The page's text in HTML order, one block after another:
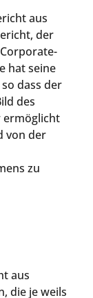
aus
der
hat seine
dass der
des
ermöglicht
von der
zu
aus
die je weils